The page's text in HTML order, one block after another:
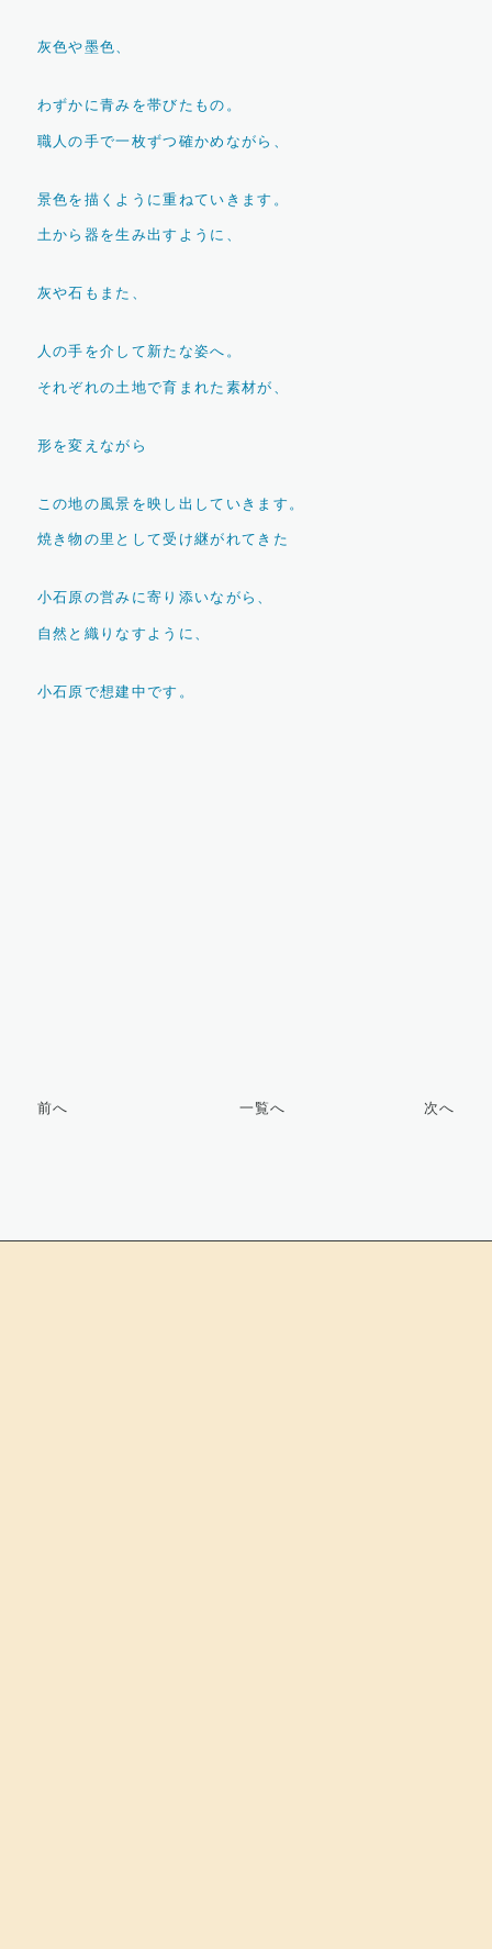
灰色や墨色、
わずかに青みを帯びたもの。
職人の手で一枚ずつ確かめながら、
景色を描くように重ねていきます。
土から器を生み出すように、
灰や石もまた、
人の手を介して新たな姿へ。
それぞれの土地で育まれた素材が、
形を変えながら
この地の風景を映し出していきます。
焼き物の里として受け継がれてきた
小石原の営みに寄り添いながら、
自然と織りなすように、
小石原で想建中です。
前へ 一覧へ 次へ